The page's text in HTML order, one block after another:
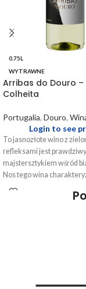
0.75L
WYTRAWNE
Arribas do Douro –
Colheita
Portugalia, Douro,
Login to see
To jasnozłote wino z
refleksami jest
majstersztykiem wśród
Nos tego wina
wyraźnymi aromatami
dzikich cytrusów i jabłek,